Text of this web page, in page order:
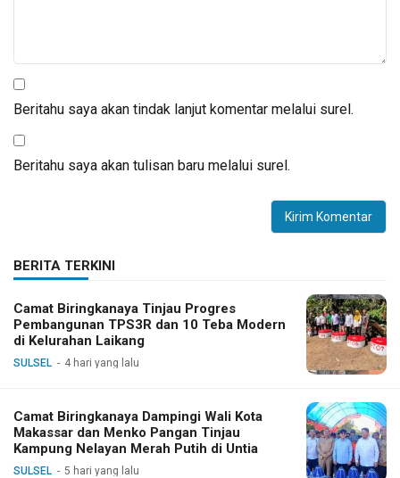
Beritahu saya akan tindak lanjut komentar melalui surel.
Beritahu saya akan tulisan baru melalui surel.
BERITA TERKINI
Camat Biringkanaya Tinjau Progres
Pembangunan TPS3R dan 10 Teba Modern
di Kelurahan Laikang
SULSEL 4 hari yang lalu
Camat Biringkanaya Dampingi Wali Kota
Makassar dan Menko Pangan Tinjau
Kampung Nelayan Merah Putih di Untia
SULSEL 5 hari yang lalu